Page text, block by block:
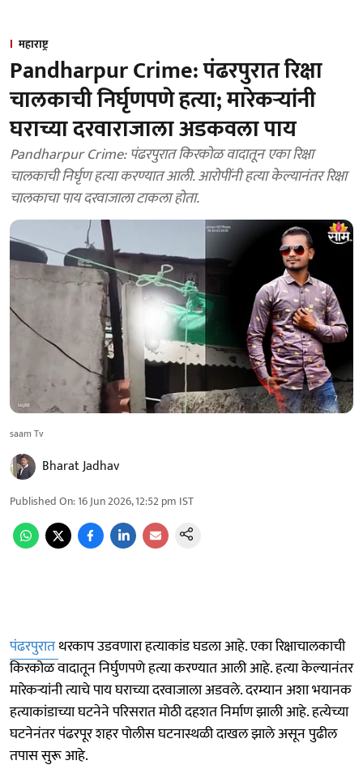
महाराष्ट्र
Pandharpur Crime: पंढरपुरात रिक्षा
चालकाची निर्घृणपणे हत्या; मारेकऱ्यांनी
घराच्या दरवाराजाला अडकवला पाय
Pandharpur Crime: पंढरपुरात किरकोळ वादातून एका रिक्षा
चालकाची निर्घृण हत्या करण्यात आली. आरोपींनी हत्या केल्यानंतर रिक्षा
चालकाचा पाय दरवाजाला टाकला होता.
saam Tv
Bharat Jadhav
Published On:16 Jun 2026, 12:52 pm IST
पंढरपुरातथरकाप उडवणारा हत्याकांड घडला आहे. एका रिक्षाचालकाची
किरकोळ वादातून निर्घुणपणे हत्या करण्यात आली आहे. हत्या केल्यानंतर
मारेकऱ्यांनी त्याचे पाय घराच्या दरवाजाला अडवले. दरम्यान अशा भयानक
हत्याकांडाच्या घटनेने परिसरात मोठी दहशत निर्माण झाली आहे. हत्येच्या
घटनेनंतर पंढरपूर शहर पोलीस घटनास्थळी दाखल झाले असून पुढील
तपास सुरू आहे.